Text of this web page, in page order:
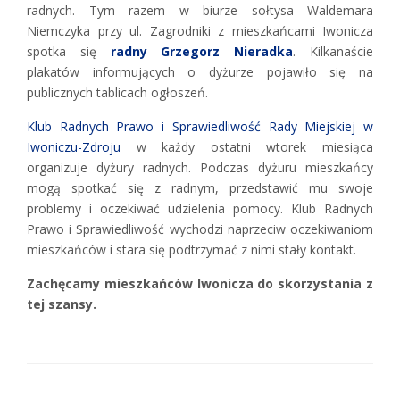
radnych. Tym razem w biurze sołtysa Waldemara
Niemczyka przy ul. Zagrodniki z mieszkańcami Iwonicza
spotka się radny Grzegorz Nieradka. Kilkanaście
plakatów informujących o dyżurze pojawiło się na
publicznych tablicach ogłoszeń.
Klub Radnych Prawo i Sprawiedliwość Rady Miejskiej w
Iwoniczu-Zdroju w każdy ostatni wtorek miesiąca
organizuje dyżury radnych. Podczas dyżuru mieszkańcy
mogą spotkać się z radnym, przedstawić mu swoje
problemy i oczekiwać udzielenia pomocy. Klub Radnych
Prawo i Sprawiedliwość wychodzi naprzeciw oczekiwaniom
mieszkańców i stara się podtrzymać z nimi stały kontakt.
Zachęcamy mieszkańców Iwonicza do skorzystania z
tej szansy.